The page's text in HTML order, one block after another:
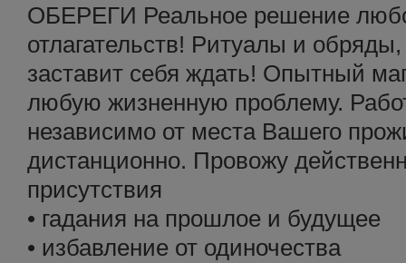
ОБЕРЕГИ Реальное решение
отлагательств! Ритуалы и обряды,
заставит себя ждать! Опытный
любую жизненную проблему.
независимо от места Вашего
дистанционно. Провожу
присутствия
• гадания на прошлое и будущее
• избавление от одиночества